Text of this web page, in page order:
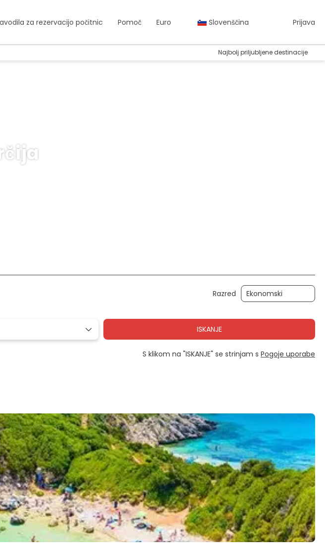
za rezervacijo počitnic Pomoč Euro Slovenščina Prijava
Najbolj priljubljene destinacije
Razred
ISKANJE
S klikom na "ISKANJE" se strinjam s Pogoje uporabe